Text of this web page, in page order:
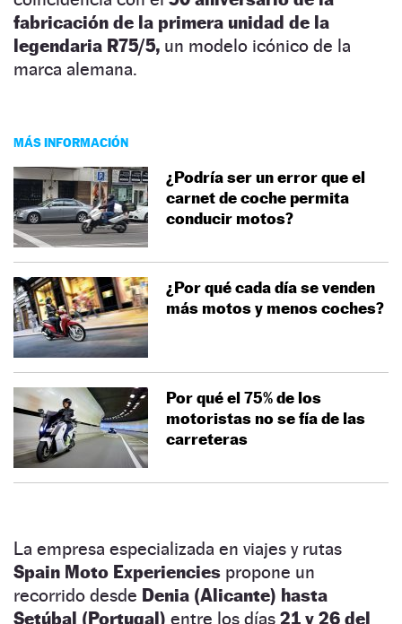
fabricación de la primera unidad de la
legendaria R75/5, un modelo icónico de la
marca alemana.
MÁS INFORMACIÓN
¿Podría ser un error que el
carnet de coche permita
conducir motos?
¿Por qué cada día se venden
más motos y menos coches?
Por qué el 75% de los
motoristas no se fía de las
carreteras
La empresa especializada en viajes y rutas
Spain Moto Experiencies propone un
recorrido desde Denia (Alicante) hasta
Setúbal (Portugal) entre los días 21 y 26 del